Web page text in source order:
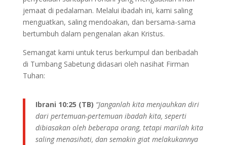
jemaat di pedalaman. Melalui ibadah ini, kami saling
menguatkan, saling mendoakan, dan bersama-sama
bertumbuh dalam pengenalan akan Kristus.
Semangat kami untuk terus berkumpul dan beribadah
di Tumbang Sabetung didasari oleh nasihat Firman
Tuhan:
Ibrani 10:25 (TB) “Janganlah kita menjauhkan diri
dari pertemuan-pertemuan ibadah kita, seperti
dibiasakan oleh beberapa orang, tetapi marilah kita
saling menasihati, dan semakin giat melakukannya